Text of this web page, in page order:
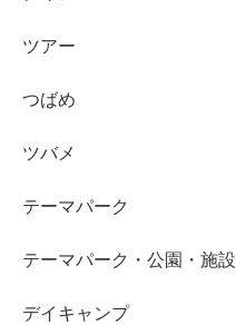
ツアー
つばめ
ツバメ
テーマパーク
テーマパーク・公園・施設
デイキャンプ